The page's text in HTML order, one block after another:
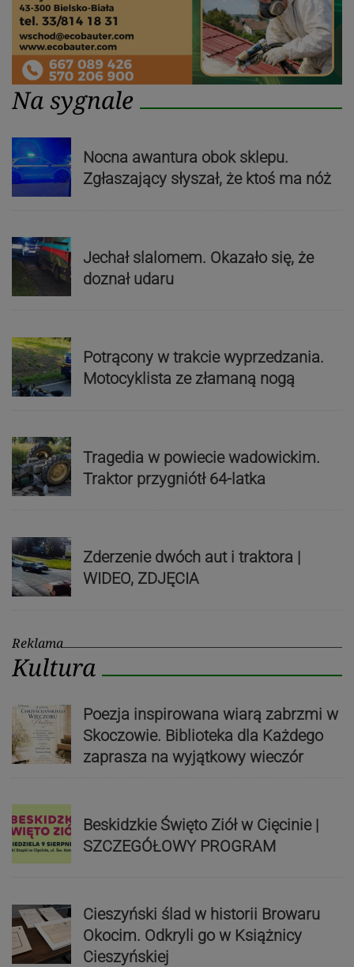
Na sygnale
Nocna awantura obok sklepu.
Zgłaszający słyszał, że ktoś ma nóż
Jechał slalomem. Okazało się, że
doznał udaru
Potrącony w trakcie wyprzedzania.
Motocyklista ze złamaną nogą
Tragedia w powiecie wadowickim.
Traktor przygniótł 64-latka
Zderzenie dwóch aut i traktora |
WIDEO, ZDJĘCIA
Reklama
Kultura
Poezja inspirowana wiarą zabrzmi w
Skoczowie. Biblioteka dla Każdego
zaprasza na wyjątkowy wieczór
Beskidzkie Święto Ziół w Cięcinie |
SZCZEGÓŁOWY PROGRAM
Cieszyński ślad w historii Browaru
Okocim. Odkryli go w Książnicy
Cieszyńskiej